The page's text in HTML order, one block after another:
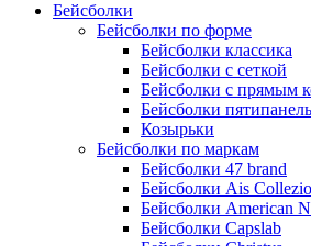
Бейсболки
Бейсболки по форме
Бейсболки классика
Бейсболки с сеткой
Бейсболки с прямым
Бейсболки
Козырьки
Бейсболки по маркам
Бейсболки 47 brand
Бейсболки Ais
Бейсболки American
Бейсболки Capslab